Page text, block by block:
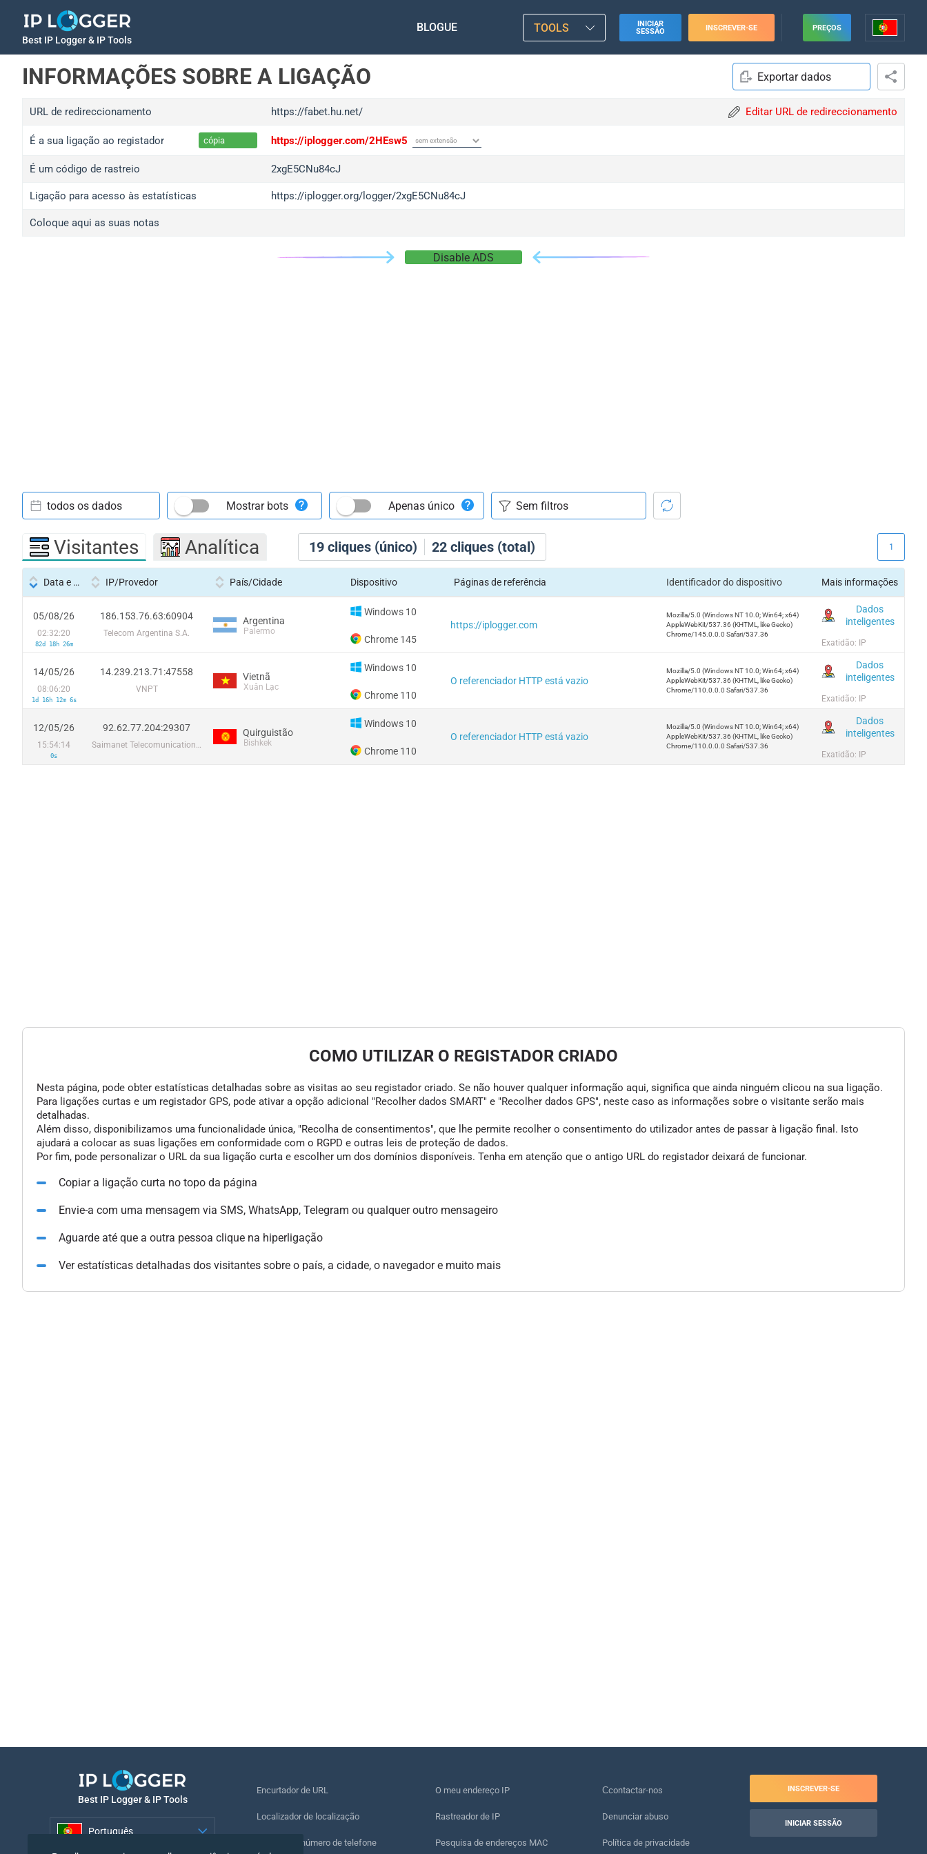
Best IP Logger & IP Tools
BLOGUE TOOLS
INICIAR
SESSÃO
INSCREVER-SE PREÇOS
INFORMAÇÕES SOBRE A LIGAÇÃO Exportar dados
URL de redireccionamento https://fabet.hu.net/ Editar URL de redireccionamento
É a sua ligação ao registador cópia https://iplogger.com/2HEsw5
É um código de rastreio 2xgE5CNu84cJ
Ligação para acesso às estatísticas https://iplogger.org/logger/2xgE5CNu84cJ
Coloque aqui as suas notas
Disable ADS
19 cliques (único) 22 cliques (total)
todos os dados Mostrar bots Apenas único
Visitantes Analítica 1
Data e hora IP/Provedor País/Cidade Dispositivo Páginas de referência Identificador do dispositivo Mais informações
05/08/26
02:32:20
82d 18h 26m
186.153.76.63:60904
Telecom Argentina S.A.
Argentina
Palermo
Windows 10
Chrome 145
https://iplogger.com
Mozilla/5.0 (Windows NT 10.0; Win64; x64)
AppleWebKit/537.36 (KHTML, like Gecko)
Chrome/145.0.0.0 Safari/537.36
Dados
inteligentes
Exatidão: IP
14/05/26
08:06:20
1d 16h 12m 6s
14.239.213.71:47558
VNPT
Vietnã
Xuân Lạc
Windows 10
Chrome 110
O referenciador HTTP está vazio
Mozilla/5.0 (Windows NT 10.0; Win64; x64)
AppleWebKit/537.36 (KHTML, like Gecko)
Chrome/110.0.0.0 Safari/537.36
Dados
inteligentes
Exatidão: IP
12/05/26
15:54:14
0s
92.62.77.204:29307
Saimanet Telecomunications CJSC
Quirguistão
Bishkek
Windows 10
Chrome 110
O referenciador HTTP está vazio
Mozilla/5.0 (Windows NT 10.0; Win64; x64)
AppleWebKit/537.36 (KHTML, like Gecko)
Chrome/110.0.0.0 Safari/537.36
Dados
inteligentes
Exatidão: IP
COMO UTILIZAR O REGISTADOR CRIADO
Nesta página, pode obter estatísticas detalhadas sobre as visitas ao seu registador criado. Se não houver qualquer informação aqui, significa que ainda ninguém clicou na sua ligação.
Para ligações curtas e um registador GPS, pode ativar a opção adicional "Recolher dados SMART" e "Recolher dados GPS", neste caso as informações sobre o visitante serão mais
detalhadas.
Além disso, disponibilizamos uma funcionalidade única, "Recolha de consentimentos", que lhe permite recolher o consentimento do utilizador antes de passar à ligação final. Isto
ajudará a colocar as suas ligações em conformidade com o RGPD e outras leis de proteção de dados.
Por fim, pode personalizar o URL da sua ligação curta e escolher um dos domínios disponíveis. Tenha em atenção que o antigo URL do registador deixará de funcionar.
Copiar a ligação curta no topo da página
Envie-a com uma mensagem via SMS, WhatsApp, Telegram ou qualquer outro mensageiro
Aguarde até que a outra pessoa clique na hiperligação
Ver estatísticas detalhadas dos visitantes sobre o país, a cidade, o navegador e muito mais
Best IP Logger & IP Tools
Português
Encurtador de URL
Localizador de localização
Localizar o número de telefone
O meu endereço IP
Rastreador de IP
Pesquisa de endereços MAC
Сcontactar-nos
Denunciar abuso
Política de privacidade
INSCREVER-SE
INICIAR SESSÃO